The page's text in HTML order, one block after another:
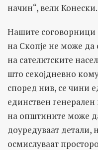
начин“, вели Конески.
Нашите соговорници
на Скопје не може
на сателитските
што секојдневно
според нив, се чини
единствен
на општините може
доуредуваат детали,
осмислуваат